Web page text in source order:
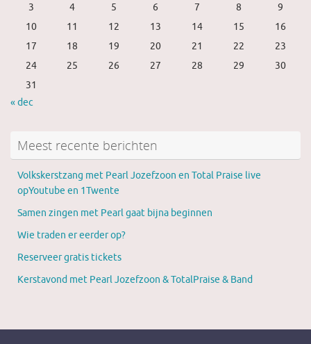
3
4 5 6 7 8
9
10
11 12 13 14 15
16
17
18 19 20 21 22
23
24
25 26 27 28 29
30
31
« dec
Meest recente berichten
Volkskerstzang met Pearl Jozefzoon en Total Praise live
opYoutube en 1Twente
Samen zingen met Pearl gaat bijna beginnen
Wie traden er eerder op?
Reserveer gratis tickets
Kerstavond met Pearl Jozefzoon & TotalPraise & Band